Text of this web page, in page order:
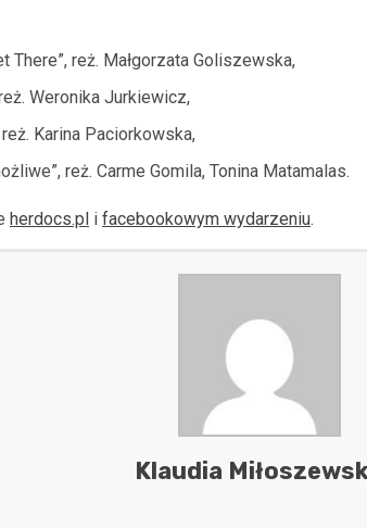
There”, reż. Małgorzata Goliszewska,
Weronika Jurkiewicz,
Karina Paciorkowska,
reż. Carme Gomila, Tonina Matamalas.
herdocs.pl i facebookowym wydarzeniu.
Klaudia